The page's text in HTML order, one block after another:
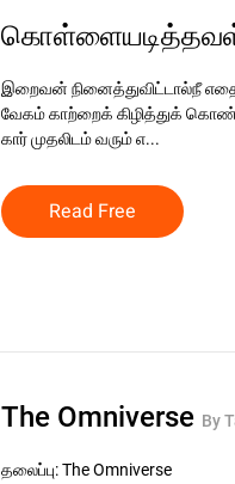
கொள்ளையடித்தவள்
இறைவன் நினைத்துவிட்டால்நீ
வேகம் காற்றைக் கிழித்துக்
கார் முதலிடம் வரும் எ...
Read Free
The Omniverse By
தலைப்பு: The Omniverse